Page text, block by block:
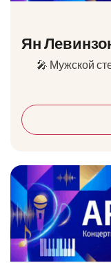
Ян
🎤 Мужской